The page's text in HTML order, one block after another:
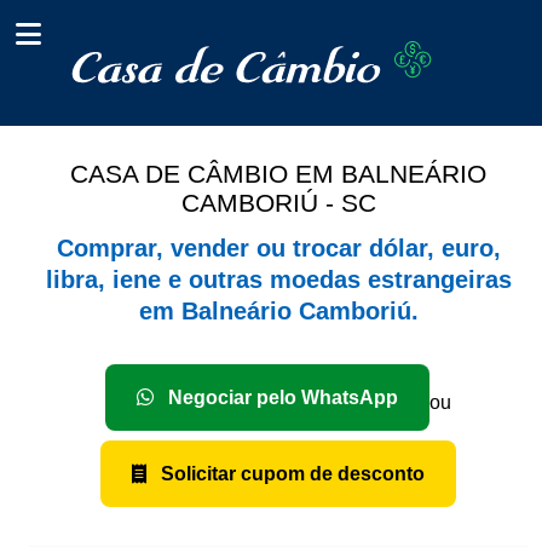
CASA DE CÂMBIO EM BALNEÁRIO
CAMBORIÚ - SC
Comprar, vender ou trocar dólar, euro,
libra, iene e outras moedas estrangeiras
em Balneário Camboriú.
Negociar pelo WhatsApp ou
Solicitar cupom de desconto